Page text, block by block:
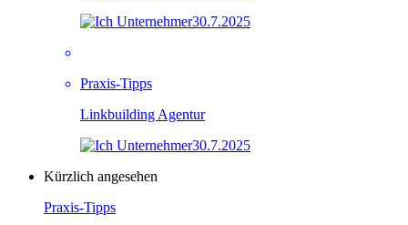
30.7.2025
Praxis-Tipps
Linkbuilding Agentur
30.7.2025
Kürzlich angesehen
Praxis-Tipps